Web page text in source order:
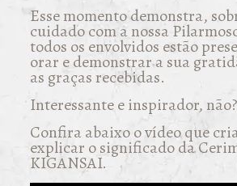
Esse momento demonstra,
cuidado com a nossa
todos os envolvidos estão
orar e demonstrar a sua
as graças recebidas.
Interessante e inspirador, não?
Confira abaixo o vídeo que
explicar o significado da
KIGANSAI.